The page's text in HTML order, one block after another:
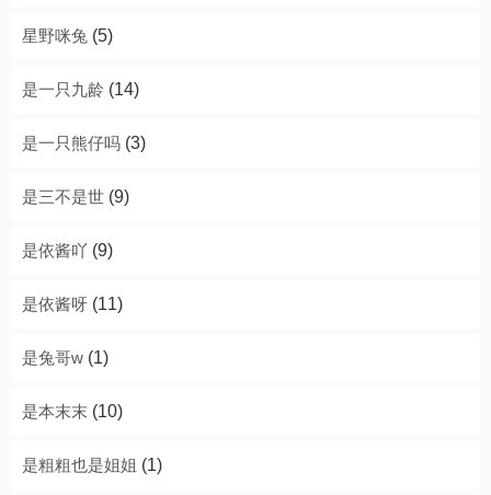
星野咪兔 (5)
是一只九龄 (14)
是一只熊仔吗 (3)
是三不是世 (9)
是依酱吖 (9)
是依酱呀 (11)
是兔哥w (1)
是本末末 (10)
是粗粗也是姐姐 (1)